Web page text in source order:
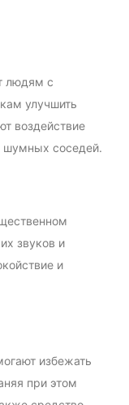
людям с
улучшить
воздействие
шумных соседей.
звуков и
и
избежать
при этом